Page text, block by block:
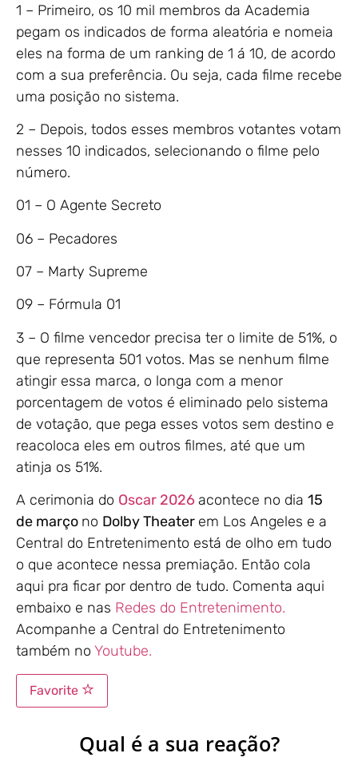
1 – Primeiro, os 10 mil membros da Academia
pegam os indicados de forma aleatória e nomeia
eles na forma de um ranking de 1 á 10, de acordo
com a sua preferência. Ou seja, cada filme recebe
uma posição no sistema.
2 – Depois, todos esses membros votantes votam
nesses 10 indicados, selecionando o filme pelo
número.
01 – O Agente Secreto
06 – Pecadores
07 – Marty Supreme
09 – Fórmula 01
3 – O filme vencedor precisa ter o limite de 51%, o
que representa 501 votos. Mas se nenhum filme
atingir essa marca, o longa com a menor
porcentagem de votos é eliminado pelo sistema
de votação, que pega esses votos sem destino e
reacoloca eles em outros filmes, até que um
atinja os 51%.
A cerimonia do Oscar 2026acontece no dia 15
de março no Dolby Theater em Los Angeles e a
Central do Entretenimento está de olho em tudo
o que acontece nessa premiação. Então cola
aqui pra ficar por dentro de tudo. Comenta aqui
embaixo e nas Redes do Entretenimento.
Acompanhe a Central do Entretenimento
também no Youtube.
Favorite
Qual é a sua reação?